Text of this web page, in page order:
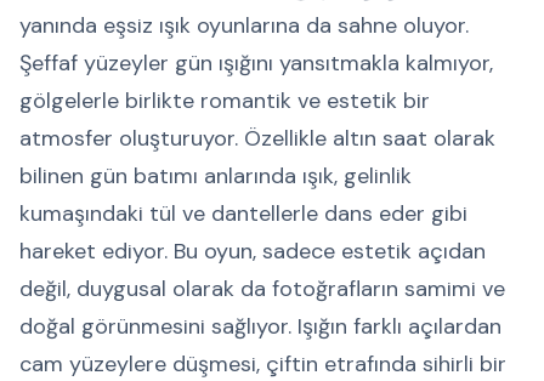
yanında eşsiz ışık oyunlarına da sahne oluyor.
Şeffaf yüzeyler gün ışığını yansıtmakla kalmıyor,
gölgelerle birlikte romantik ve estetik bir
atmosfer oluşturuyor. Özellikle altın saat olarak
bilinen gün batımı anlarında ışık, gelinlik
kumaşındaki tül ve dantellerle dans eder gibi
hareket ediyor. Bu oyun, sadece estetik açıdan
değil, duygusal olarak da fotoğrafların samimi ve
doğal görünmesini sağlıyor. Işığın farklı açılardan
cam yüzeylere düşmesi, çiftin etrafında sihirli bir